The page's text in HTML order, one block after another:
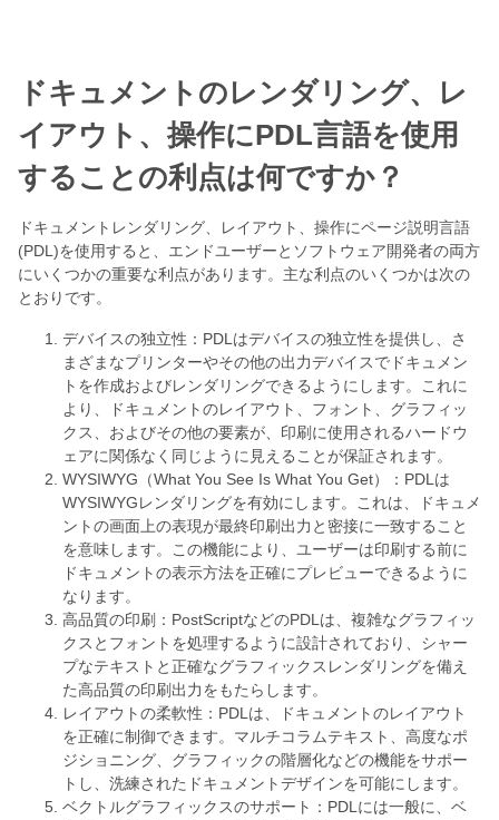
ドキュメントのレンダリング、レ
イアウト、操作にPDL言語を使用
することの利点は何ですか？
ドキュメントレンダリング、レイアウト、操作にページ説明言語
(PDL)を使用すると、エンドユーザーとソフトウェア開発者の両方
にいくつかの重要な利点があります。主な利点のいくつかは次の
とおりです。
デバイスの独立性：PDLはデバイスの独立性を提供し、さ
まざまなプリンターやその他の出力デバイスでドキュメン
トを作成およびレンダリングできるようにします。これに
より、ドキュメントのレイアウト、フォント、グラフィッ
クス、およびその他の要素が、印刷に使用されるハードウ
ェアに関係なく同じように見えることが保証されます。
WYSIWYG（What You See Is What You Get）：PDLは
WYSIWYGレンダリングを有効にします。これは、ドキュメ
ントの画面上の表現が最終印刷出力と密接に一致すること
を意味します。この機能により、ユーザーは印刷する前に
ドキュメントの表示方法を正確にプレビューできるように
なります。
高品質の印刷：PostScriptなどのPDLは、複雑なグラフィッ
クスとフォントを処理するように設計されており、シャー
プなテキストと正確なグラフィックスレンダリングを備え
た高品質の印刷出力をもたらします。
レイアウトの柔軟性：PDLは、ドキュメントのレイアウト
を正確に制御できます。マルチコラムテキスト、高度なポ
ジショニング、グラフィックの階層化などの機能をサポー
トし、洗練されたドキュメントデザインを可能にします。
ベクトルグラフィックスのサポート：PDLには一般に、ベ